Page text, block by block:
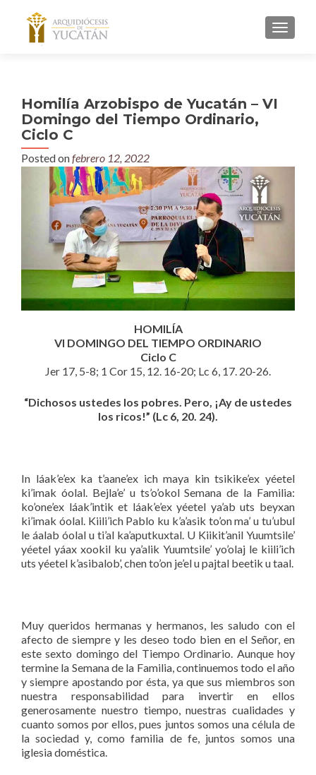
MENU
Homilía Arzobispo de Yucatán – VI
Domingo del Tiempo Ordinario,
Ciclo C
Posted onfebrero 12, 2022
HOMILÍA
VI DOMINGO DEL TIEMPO ORDINARIO
Ciclo C
Jer 17, 5-8; 1 Cor 15, 12. 16-20; Lc 6, 17. 20-26.
“Dichosos ustedes los pobres. Pero, ¡Ay de ustedes
los ricos!” (Lc 6, 20. 24).
In láak’e’ex ka t’aane’ex ich maya kin tsikike’ex yéetel
ki’imak óolal. Bejla’e’ u ts’o’okol Semana de la Familia:
ko’one’ex láak’intik et láak’e’ex yéetel ya’ab uts beyxan
ki’imak óolal. Kiili’ich Pablo ku k’a’asik to’on ma’ u tu’ubul
le áalab óolal u ti’al ka’aputkuxtal. U Kiikit’anil Yuumtsile’
yéetel yáax xookil ku ya’alik Yuumtsile’ yo’olaj le kiili’ich
uts yéetel k’asibalob’, chen to’on je’el u pajtal beetik u taal.
Muy queridos hermanas y hermanos, les saludo con el
afecto de siempre y les deseo todo bien en el Señor, en
este sexto domingo del Tiempo Ordinario. Aunque hoy
termine la Semana de la Familia, continuemos todo el año
y siempre apostando por ésta, ya que sus miembros son
nuestra responsabilidad para invertir en ellos
generosamente nuestro tiempo, nuestras cualidades y
cuanto somos por ellos, pues juntos somos una célula de
la sociedad y, como familia de fe, juntos somos una
iglesia doméstica.